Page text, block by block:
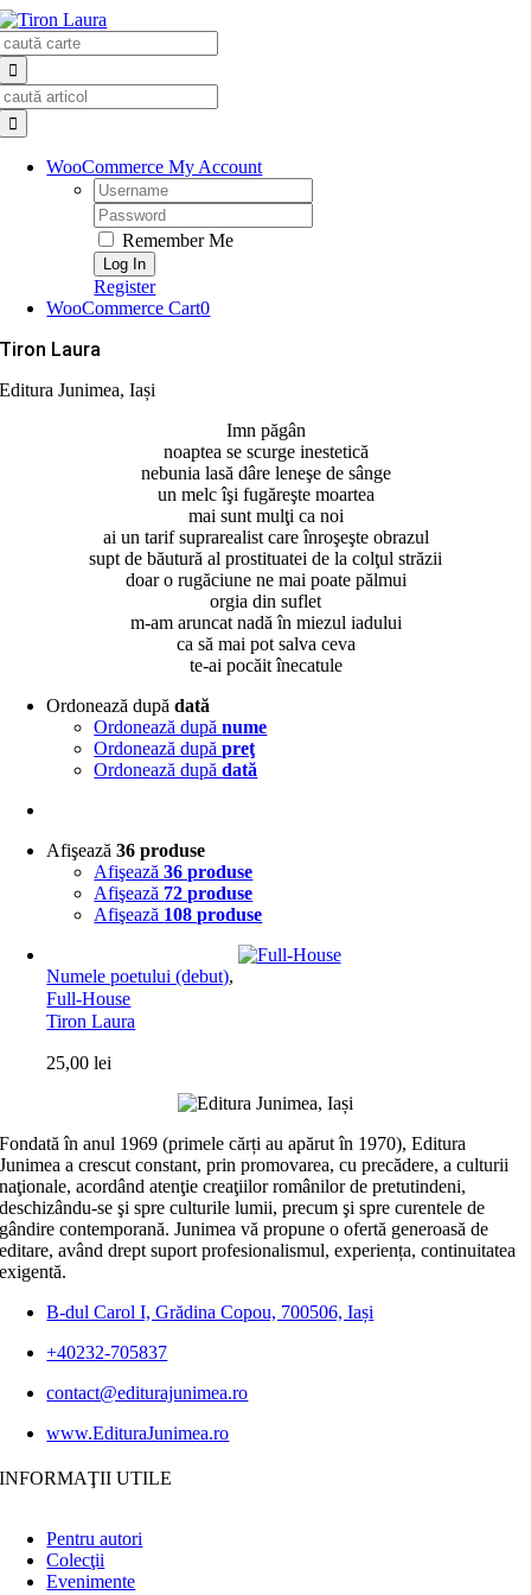
Skip
to
content
WooCommerce My Account
Username:
Password:
Remember Me
Register
WooCommerce Cart0
Tiron Laura
Editura Junimea, Iași
Imn păgân
noaptea se scurge inestetică
nebunia lasă dâre leneşe de sânge
un melc îşi fugăreşte moartea
mai sunt mulţi ca noi
ai un tarif suprarealist care înroşeşte obrazul
supt de băutură al prostituatei de la colţul străzii
doar o rugăciune ne mai poate pălmui
orgia din suflet
m-am aruncat nadă în miezul iadului
ca să mai pot salva ceva
te-ai pocăit înecatule
Ordonează dupădată
Ordonează dupănume
Ordonează dupăpreţ
Ordonează dupădată
Afişează36 produse
Afişează36 produse
Afişează 72 produse
Afişează 108 produse
Numele poetului (debut),
Full-House
Tiron Laura
25,00lei
Fondată în anul 1969 (primele cărți au apărut în 1970), Editura
Junimea a crescut constant, prin promovarea, cu precădere, a culturii
naţionale, acordând atenţie creaţiilor românilor de pretutindeni,
deschizându-se şi spre culturile lumii, precum şi spre curentele de
gândire contemporană. Junimea vă propune o ofertă generoasă de
editare, având drept suport profesionalismul, experiența, continuitatea
exigentă.
B-dul Carol I, Grădina Copou, 700506, Iași
+40232-705837
contact@editurajunimea.ro
www.EdituraJunimea.ro
INFORMAŢII UTILE
Pentru autori
Colecţii
Evenimente